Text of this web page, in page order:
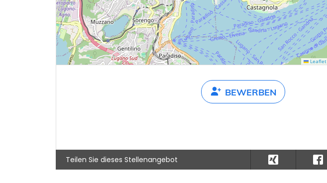
Leaflet
BEWERBEN
Teilen Sie dieses Stellenangebot